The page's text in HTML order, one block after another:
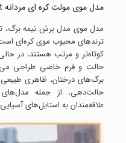
مدل موی مولت کره ای مردانه Korean Mullet
مدل موی مدل برش نیمه برگ،
ترندهای محبوب موی کره‌ای
کوتاه‌تر و مرتب هستند، در
حالت و فرم خاصی طراحی
برگ‌های درختان، ظاهری طبیعی
حالت‌دهی، از جمله مدل‌های
علاقه‌مندان به استایل‌های